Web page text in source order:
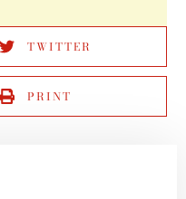
TWITTER
PRINT